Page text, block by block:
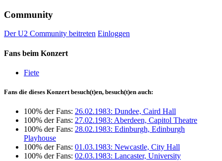
Community
Der U2 Community beitreten Einloggen
Fans beim Konzert
Fiete
Fans die dieses Konzert besuch(t)en, besuch(t)en auch:
100% der Fans: 26.02.1983: Dundee, Caird Hall
100% der Fans: 27.02.1983: Aberdeen, Capitol Theatre
100% der Fans: 28.02.1983: Edinburgh, Edinburgh
Playhouse
100% der Fans: 01.03.1983: Newcastle, City Hall
100% der Fans: 02.03.1983: Lancaster, University